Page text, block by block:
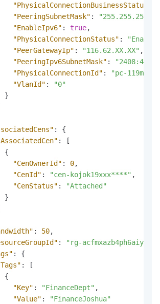
"PhysicalConnectionBusinessStatus"
"PeeringSubnetMask" :
"EnableIpv6" : true,
"PhysicalConnectionStatus" :
"PeerGatewayIp" : "116.62.XX.XX" ,
"PeeringIpv6SubnetMask" :
"PhysicalConnectionId" :
"pc-
"VlanId" :
"0"
}
:
{
:
[
{
"CenOwnerId" : 0,
"CenId" : "cen-kojok19xxx****" ,
"CenStatus" :
"Attached"
}
: 50,
:
"rg-
:
{
:
[
{
"Key" : "FinanceDept" ,
"Value" :
"FinanceJoshua"